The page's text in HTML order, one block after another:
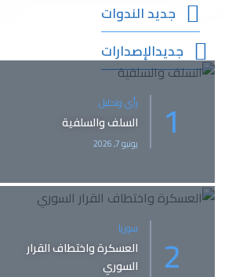
جديد الندوات
59:51
مداخلة هيثم مناع في المؤتمر السوري
الأمريكي للدبمقراطية
جديدالإصدارات
رأي وتحليل
السلف والسلفية
يونيو 7, 2026
سوريا
العسكرة واختطاف القرار
السوري